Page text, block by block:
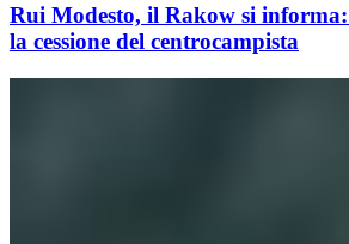
Rui Modesto, il Rakow si informa:
la cessione del centrocampista